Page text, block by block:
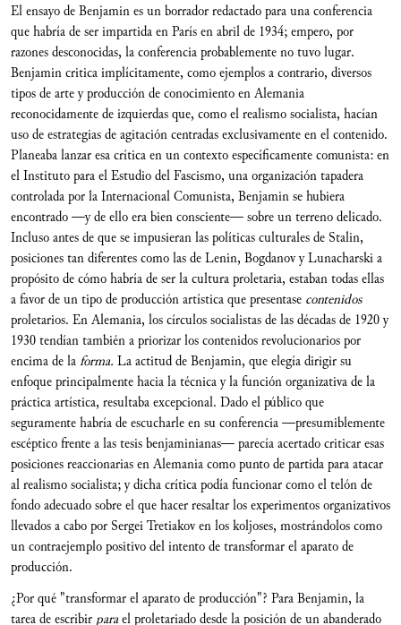
El ensayo de Benjamin es un borrador redactado para una conferencia
que habría de ser impartida en París en abril de 1934; empero, por
razones desconocidas, la conferencia probablemente no tuvo lugar.
Benjamin critica implícitamente, como ejemplos a contrario, diversos
tipos de arte y producción de conocimiento en Alemania
reconocidamente de izquierdas que, como el realismo socialista, hacían
uso de estrategias de agitación centradas exclusivamente en el contenido.
Planeaba lanzar esa crítica en un contexto específicamente comunista: en
el Instituto para el Estudio del Fascismo, una organización tapadera
controlada por la Internacional Comunista, Benjamin se hubiera
encontrado —y de ello era bien consciente— sobre un terreno delicado.
Incluso antes de que se impusieran las políticas culturales de Stalin,
posiciones tan diferentes como las de Lenin, Bogdanov y Lunacharski a
propósito de cómo habría de ser la cultura proletaria, estaban todas ellas
a favor de un tipo de producción artística que presentase contenidos
proletarios. En Alemania, los círculos socialistas de las décadas de 1920 y
1930 tendían también a priorizar los contenidos revolucionarios por
encima de laforma. La actitud de Benjamin, que elegía dirigir su
enfoque principalmente hacia la técnica y la función organizativa de la
práctica artística, resultaba excepcional. Dado el público que
seguramente habría de escucharle en su conferencia —presumiblemente
escéptico frente a las tesis benjaminianas— parecía acertado criticar esas
posiciones reaccionarias en Alemania como punto de partida para atacar
al realismo socialista; y dicha crítica podía funcionar como el telón de
fondo adecuado sobre el que hacer resaltar los experimentos organizativos
llevados a cabo por Sergei Tretiakov en los koljoses, mostrándolos como
un contraejemplo positivo del intento de transformar el aparato de
producción.
¿Por qué "transformar el aparato de producción"? Para Benjamin, la
tarea de escribir parael proletariado desde la posición de un abanderado